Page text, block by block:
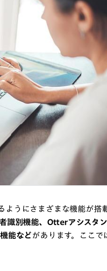
ようにさまざまな機能が搭
識別機能、Otterアシスタ
能などがあります。ここで